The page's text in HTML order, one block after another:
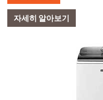
자세히 알아보기